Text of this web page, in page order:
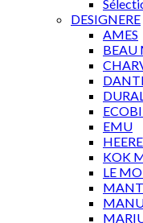
DESIGNERE
AMES
BEAU
EMU
KOK
LE